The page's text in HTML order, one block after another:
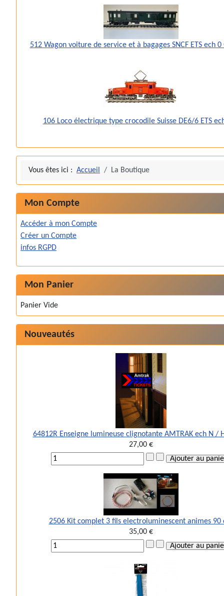
512 Wagon voiture de service et à bagages SNCF ETS ech
106 Loco électrique type crocodile Suisse DE6/6 ETS
Vous êtes ici : Accueil La Boutique
Mon Compte
Accéder à mon Compte
Créer un Compte
infos RGPD
Mon Panier
Panier Vide
Nouveautés
64812R Enseigne lumineuse clignotante AMTRAK ech N /
27,00 €
2506 Kit complet 3 fils electroluminescent animes 90
35,00 €